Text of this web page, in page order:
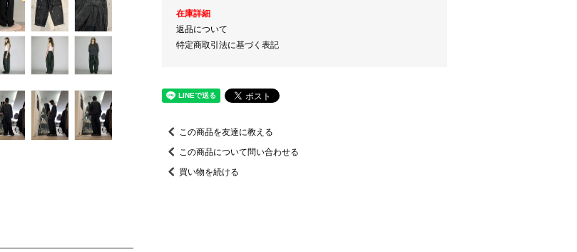
在庫詳細
返品について
特定商取引法に基づく表記
この商品を友達に教える
この商品について問い合わせる
買い物を続ける